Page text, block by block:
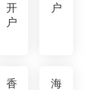
开
户
户
香
海